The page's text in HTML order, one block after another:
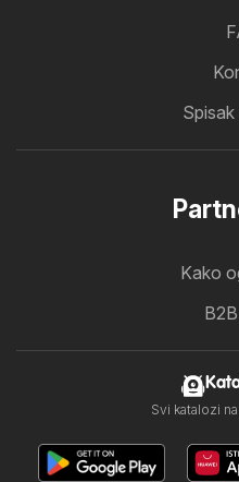
Kako
Svi katalozi